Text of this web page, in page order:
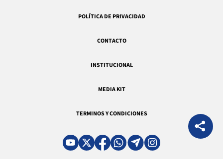
POLÍTICA DE PRIVACIDAD
CONTACTO
INSTITUCIONAL
MEDIA KIT
TERMINOS Y CONDICIONES